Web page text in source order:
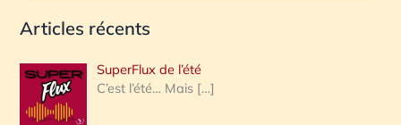
c
e
r
Articles récents
SuperFlux de l’été
C’est l’été… Mais […]